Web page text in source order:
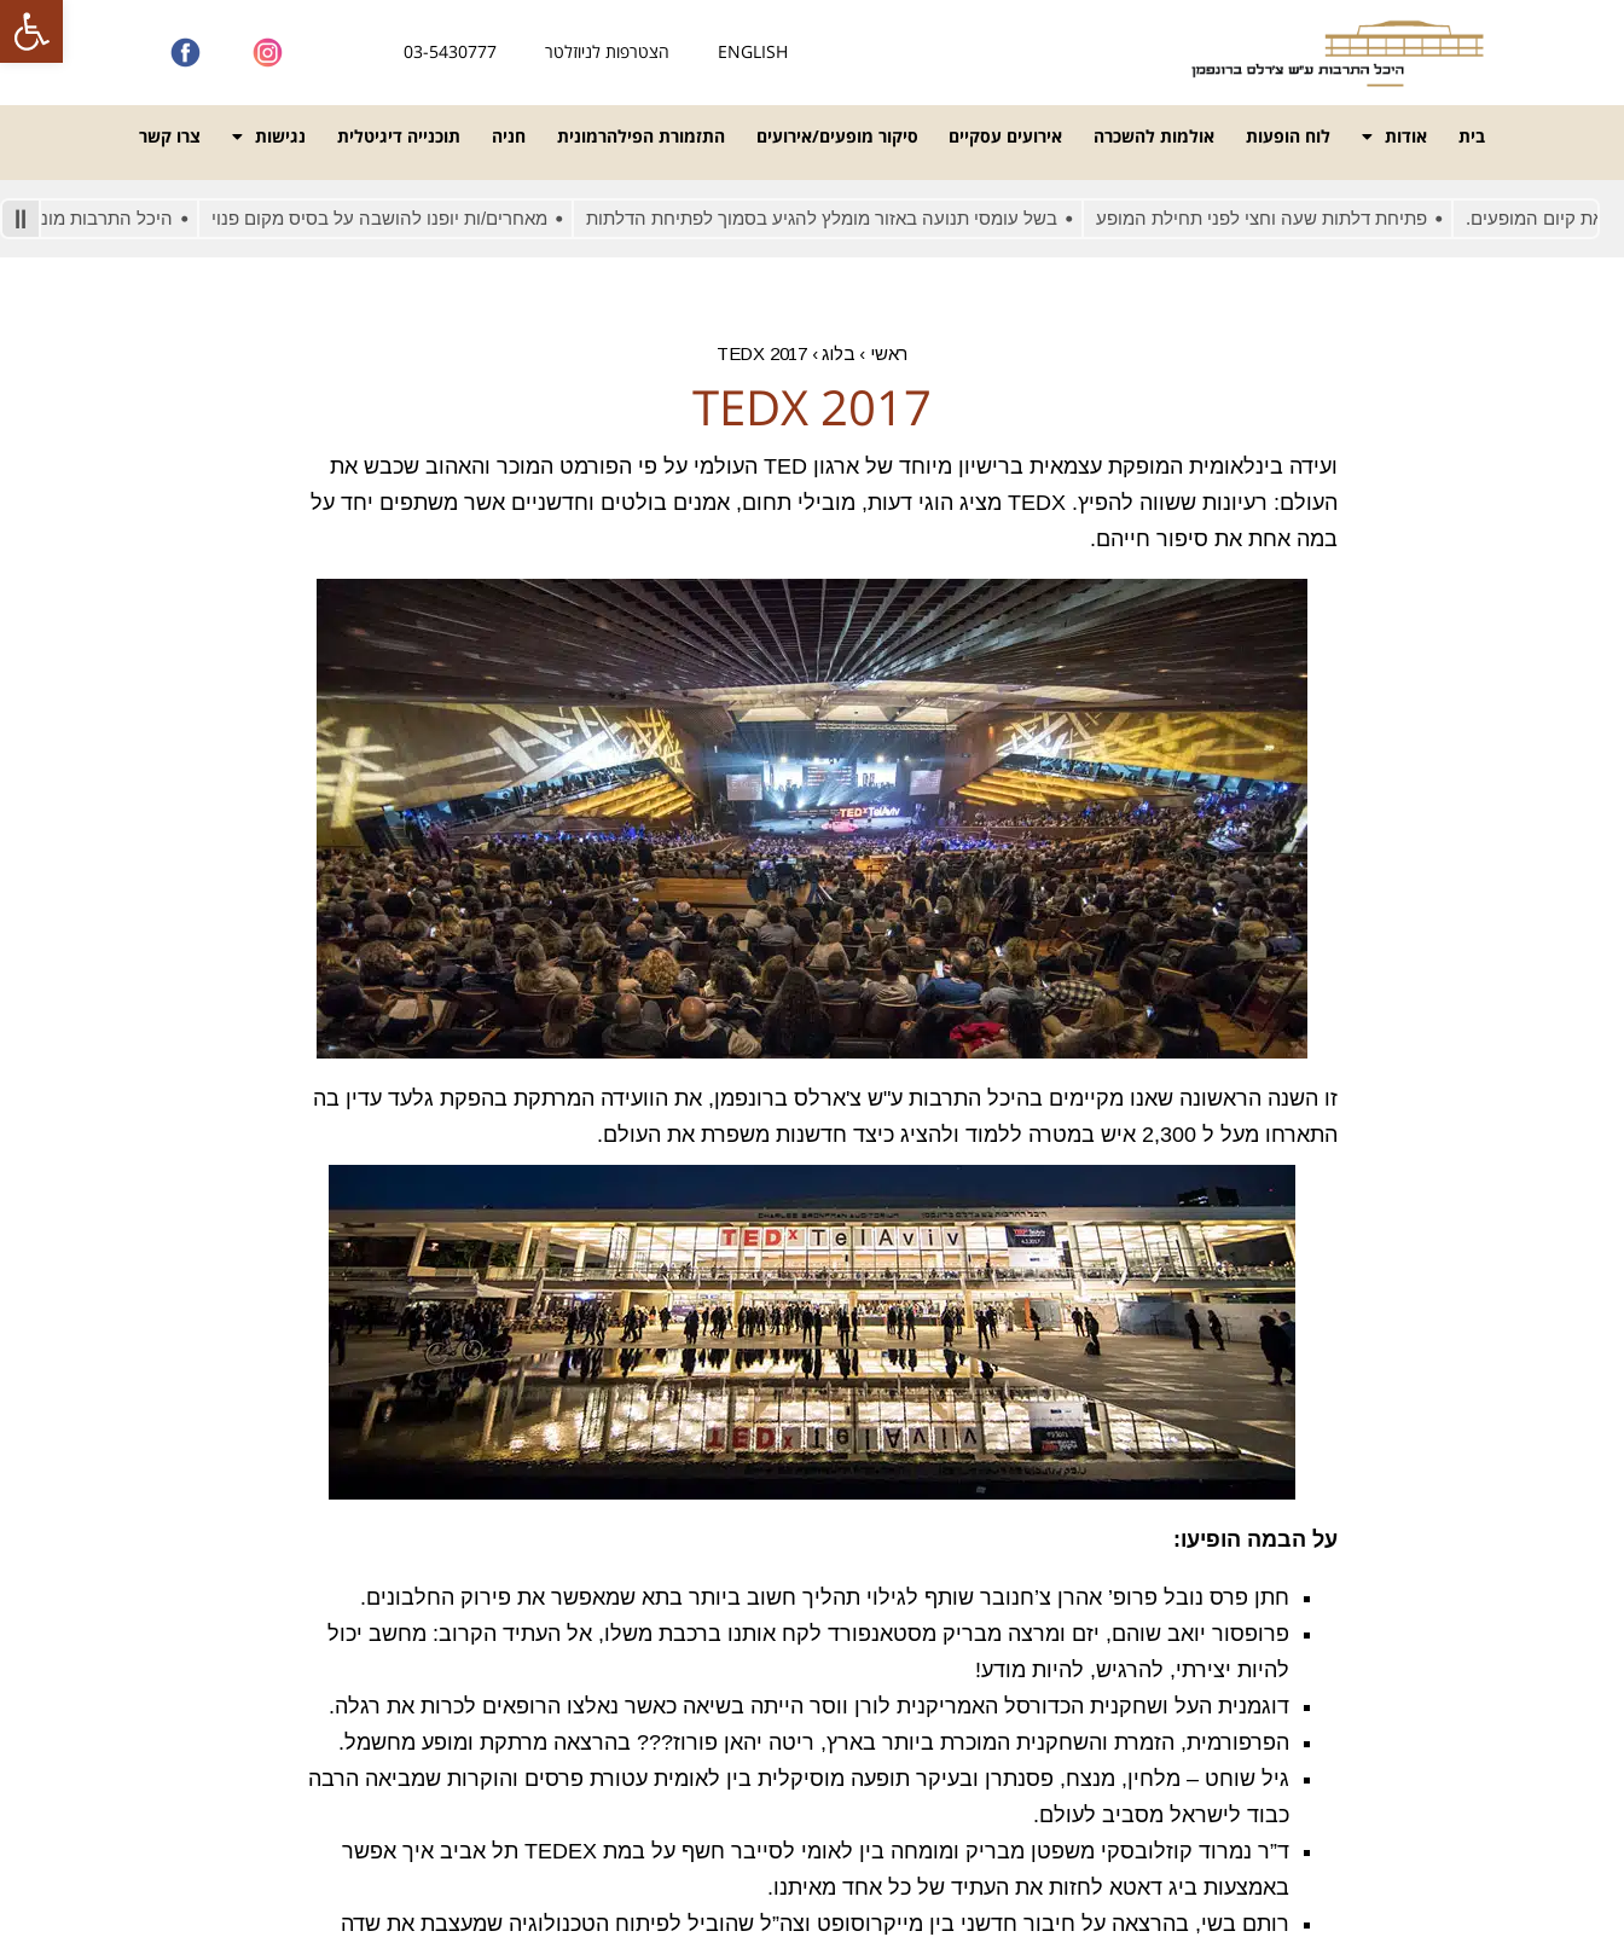
פתח
ENGLISH הצטרפות לניוזלטר 03-5430777
בית אודות לוח הופעות אולמות להשכרה אירועים עסקיים סיקור מופעים/אירועים התזמורת הפילהרמונית חניה תוכנייה דיגיטלית נגישות צרו קשר
המופעים. פתיחת דלתות שעה וחצי לפני תחילת המופע בשל עומסי תנועה באזור מומלץ להגיע בסמוך לפתיחת הדלתות מאחרים/ות יופנו להושבה על בסיס מקום פנוי היכל התרבות מונגש לאנשים
ראשי › בלוג ›
TEDX 2017
TEDX 2017
ועידה בינלאומית המופקת עצמאית ברישיון מיוחד של ארגון TED העולמי על פי הפורמט המוכר והאהוב שכבש את
העולם: רעיונות ששווה להפיץ. TEDX מציג הוגי דעות, מובילי תחום, אמנים בולטים וחדשניים אשר משתפים יחד על
במה אחת את סיפור חייהם.
זו השנה הראשונה שאנו מקיימים בהיכל התרבות ע"ש צ'ארלס ברונפמן, את הוועידה המרתקת בהפקת גלעד עדין בה
התארחו מעל ל 2,300 איש במטרה ללמוד ולהציג כיצד חדשנות משפרת את העולם.
על הבמה הופיעו:
חתן פרס נובל פרופ’ אהרן צ’חנובר שותף לגילוי תהליך חשוב ביותר בתא שמאפשר את פירוק החלבונים.
פרופסור יואב שוהם, יזם ומרצה מבריק מסטאנפורד לקח אותנו ברכבת משלו, אל העתיד הקרוב: מחשב יכול
להיות יצירתי, להרגיש, להיות מודע!
דוגמנית העל ושחקנית הכדורסל האמריקנית לורן ווסר הייתה בשיאה כאשר נאלצו הרופאים לכרות את רגלה.
הפרפורמית, הזמרת והשחקנית המוכרת ביותר בארץ, ריטה יהאן פורוז??? בהרצאה מרתקת ומופע מחשמל.
גיל שוחט – מלחין, מנצח, פסנתרן ובעיקר תופעה מוסיקלית בין לאומית עטורת פרסים והוקרות שמביאה הרבה
כבוד לישראל מסביב לעולם.
ד”ר נמרוד קוזלובסקי משפטן מבריק ומומחה בין לאומי לסייבר חשף על במת TEDEX תל אביב איך אפשר
באמצעות ביג דאטא לחזות את העתיד של כל אחד מאיתנו.
רותם בשי, בהרצאה על חיבור חדשני בין מייקרוסופט וצה”ל שהוביל לפיתוח הטכנולוגיה שמעצבת את שדה